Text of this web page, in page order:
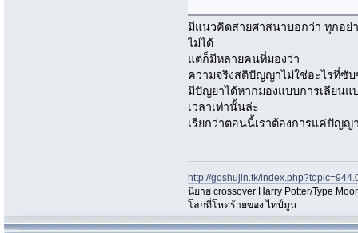
มีแนวคิดสายศาสนาบอกว่า ทุกอย่
ไม่ได้
แต่ก็มีหลายคนที่มองว่า
ความจริงสติปัญญาไม่ใช่อะไรที่ซั
มีปัญยาได้หากมองแบบการเลียนแ
เวลาเท่านั้นล่ะ
เรียกว่าตอนนี้เราต้องการแค่ปัญ
http://goshujin.tk/
นิยาย crossover Harry Potter/Type
โลกที่โหดร้ายของ ไทป์มูน